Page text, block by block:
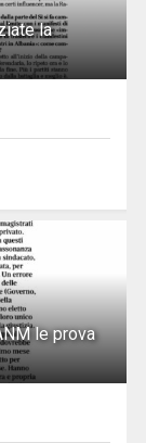
la
le prova